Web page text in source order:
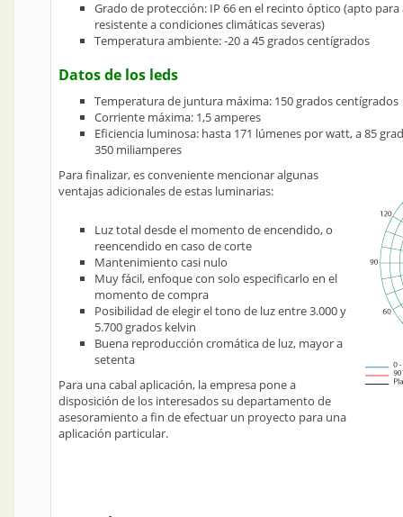
Grado de protección: IP 66 en el recinto óptico (apto
resistente a condiciones climáticas severas)
Temperatura ambiente: -20 a 45 grados centígrados
Datos de los leds
Temperatura de juntura máxima: 150 grados centígrados
Corriente máxima: 1,5 amperes
Eficiencia luminosa: hasta 171 lúmenes por watt, a 85
350 miliamperes
Para finalizar, es conveniente mencionar algunas
ventajas adicionales de estas luminarias:
Luz total desde el momento de encendido, o
reencendido en caso de corte
Mantenimiento casi nulo
Muy fácil, enfoque con solo especificarlo en el
momento de compra
Posibilidad de elegir el tono de luz entre 3.000 y
5.700 grados kelvin
Buena reproducción cromática de luz, mayor a
setenta
Para una cabal aplicación, la empresa pone a
disposición de los interesados su departamento de
asesoramiento a fin de efectuar un proyecto para una
aplicación particular.